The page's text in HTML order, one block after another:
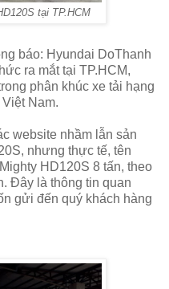
tại TP.HCM
báo: Hyundai DoThanh
ra mắt tại TP.HCM,
phân khúc xe tải hạng
Nam.
website nhầm lẫn sản
nhưng thực tế, tên
HD120S 8 tấn, theo
Đây là thông tin quan
gửi đến quý khách hàng